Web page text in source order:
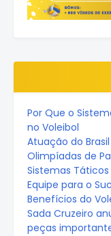
Por Que o
no Voleibol
Atuação do
Olimpíadas de
Sistemas
Equipe para o
Benefícios do
Sada Cruzeiro
peças